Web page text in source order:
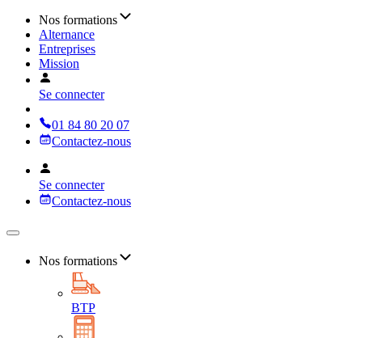
Nos formations
Alternance
Entreprises
Mission
Se connecter
01 84 80 20 07
Contactez-nous
Se connecter
Contactez-nous
Nos formations
BTP